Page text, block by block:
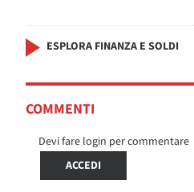
ESPLORA FINANZA E SOLDI
COMMENTI
Devi fare login per commentare
ACCEDI